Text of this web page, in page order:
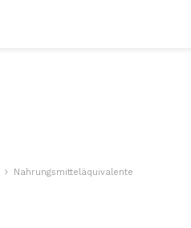
Nahrungsmitteläquivalente